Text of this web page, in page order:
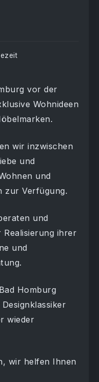
vor der
Wohnideen
wir inzwischen
und
und
zur Verfügung.
und
Realisierung ihrer
und
Homburg
wieder
wir helfen Ihnen